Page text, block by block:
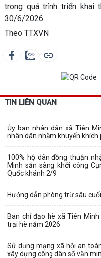
trong quá trình triển khai
30/6/2026.
Theo TTXVN
TIN LIÊN QUAN
Ủy ban nhân dân xã Tiên
nhân dân nhằm khuyến
100% hộ dân đồng thuận
Minh sẵn sàng khởi công
Quốc khánh 2/9
Hướng dẫn phòng trừ sâu
Ban chỉ đạo hè xã Tiên
trại hè năm 2026
Sử dụng mạng xã hội an
xây dựng công dân số văn